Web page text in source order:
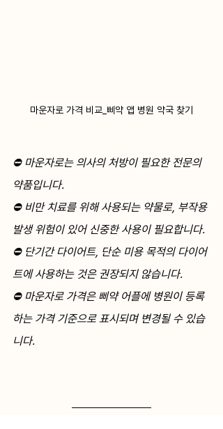
마운자로 가격 비교_삐약 앱 병원 약국 찾기
⛔️ 마운자로는 의사의 처방이 필요한 전문의
약품입니다.
⛔️ 비만 치료를 위해 사용되는 약물로, 부작용
발생 위험이 있어 신중한 사용이 필요합니다.
⛔️ 단기간 다이어트, 단순 미용 목적의 다이어
트에 사용하는 것은 권장되지 않습니다.
⛔️ 마운자로 가격은 삐약 어플에 병원이 등록
하는 가격 기준으로 표시되며 변경될 수 있습
니다.